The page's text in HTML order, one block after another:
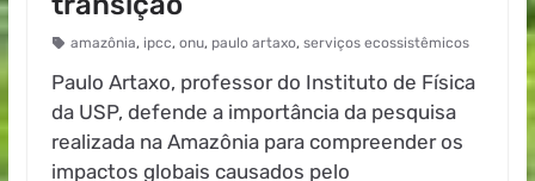
amazônia, ipcc, onu, paulo artaxo, serviços ecossistêmicos
Paulo Artaxo, professor do Instituto de Física
da USP, defende a importância da pesquisa
realizada na Amazônia para compreender os
impactos globais causados pelo